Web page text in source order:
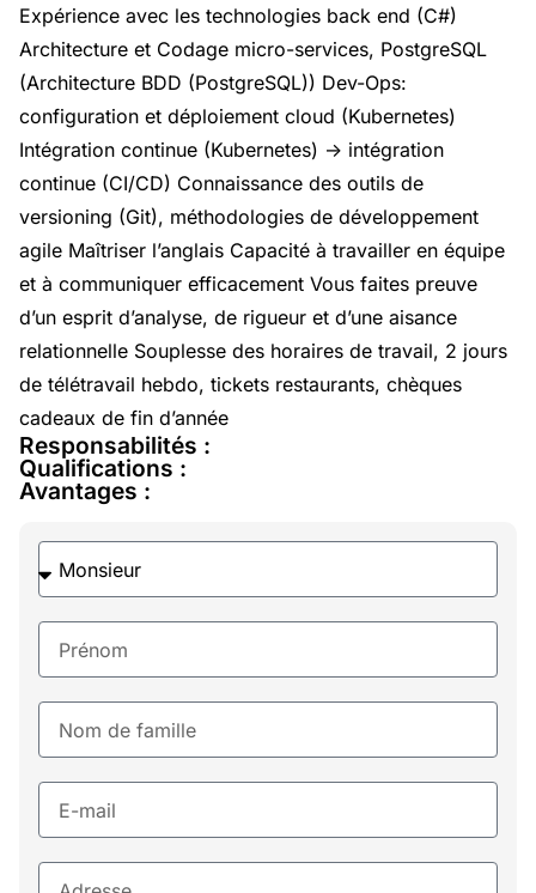
Expérience avec les technologies back end (C#)
Architecture et Codage micro-services, PostgreSQL
(Architecture BDD (PostgreSQL)) Dev-Ops:
configuration et déploiement cloud (Kubernetes)
Intégration continue (Kubernetes) -> intégration
continue (CI/CD) Connaissance des outils de
versioning (Git), méthodologies de développement
agile Maîtriser l’anglais Capacité à travailler en équipe
et à communiquer efficacement Vous faites preuve
d’un esprit d’analyse, de rigueur et d’une aisance
relationnelle Souplesse des horaires de travail, 2 jours
de télétravail hebdo, tickets restaurants, chèques
cadeaux de fin d’année
Responsabilités :
Qualifications :
Avantages :